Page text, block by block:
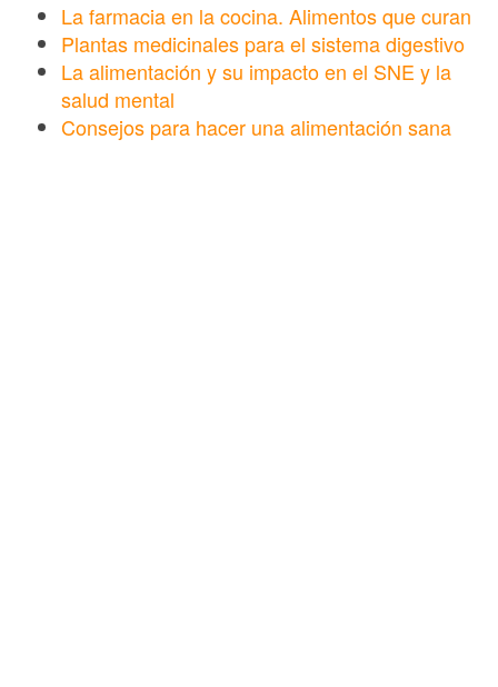
La farmacia en la cocina. Alimentos que curan
Plantas medicinales para el sistema digestivo
La alimentación y su impacto en el SNE y la
salud mental
Consejos para hacer una alimentación sana